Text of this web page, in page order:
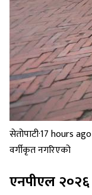
सेतोपाटी·17 hours ago
वर्गीकृत नगरिएको
एनपीएल २०२६